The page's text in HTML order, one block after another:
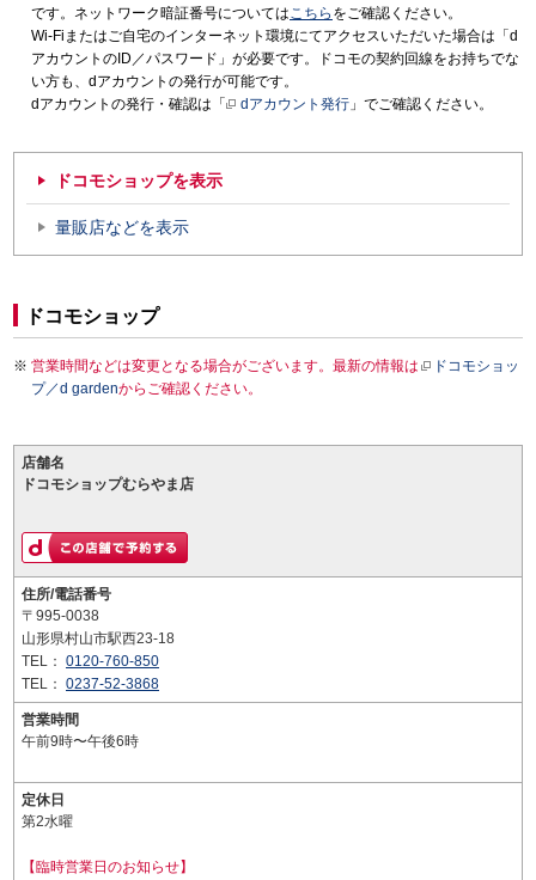
です。ネットワーク暗証番号についてはこちら をご確認ください。
Wi-Fiまたはご自宅のインターネット環境にてアクセスいただいた場合は「d
アカウントのID／パスワード」が必要です。ドコモの契約回線をお持ちでな
い方も、dアカウントの発行が可能です。
dアカウントの発行・確認は「
dアカウント発行 」でご確認ください。
ドコモショップを表示
量販店などを表示
ドコモショップ
営業時間などは変更となる場合がございます。最新の情報は
ドコモショッ
プ／d gardenからご確認ください。
店舗名
ドコモショップむらやま店
住所/電話番号
〒995-0038
山形県村山市駅西23-18
TEL： 0120-760-850
TEL： 0237-52-3868
営業時間
午前9時〜午後6時
定休日
第2水曜
【臨時営業日のお知らせ】